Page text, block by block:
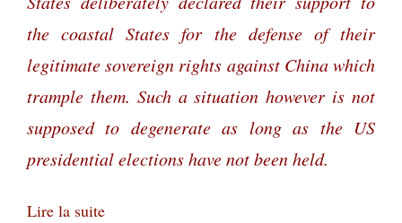
the coastal States for the defense of their
legitimate sovereign rights against China which
trample them. Such a situation however is not
supposed to degenerate as long as the US
presidential elections have not been held.
Lire la suite